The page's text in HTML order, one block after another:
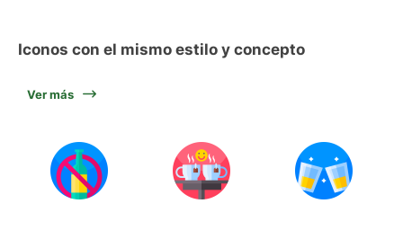
Iconos con el mismo estilo y concepto
Ver más